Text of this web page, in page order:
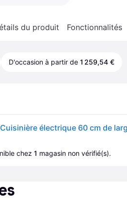
du produit Fonctionnalités
D'occasion à partir de 1 259,54 €
chez 1 magasin non vérifié(s).